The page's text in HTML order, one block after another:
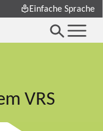
Einfache Sprache
VRS